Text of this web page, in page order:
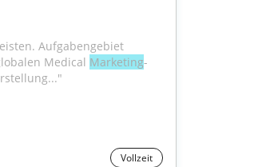
Aufgabengebiet
Medical Marketing-
Vollzeit